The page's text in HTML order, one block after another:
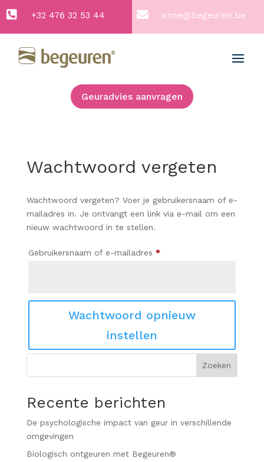
 +32 476 32 53 44  anne@begeuren.be
Geuradvies aanvragen
Wachtwoord vergeten
Wachtwoord vergeten? Voer je gebruikersnaam of e-
mailadres in. Je ontvangt een link via e-mail om een
nieuw wachtwoord in te stellen.
Gebruikersnaam of e-mailadres *Vereist
Wachtwoord opnieuw
instellen
Zoeken
Recente berichten
De psychologische impact van geur in verschillende
omgevingen
Biologisch ontgeuren met Begeuren®